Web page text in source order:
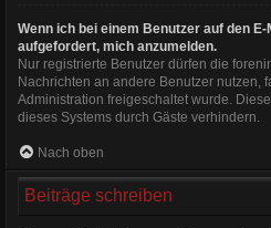
Wenn ich bei einem Benutzer auf den
aufgefordert, mich anzumelden.
Nur registrierte Benutzer dürfen die
Nachrichten an andere Benutzer nutzen,
Administration freigeschaltet wurde.
dieses Systems durch Gäste verhindern.
Nach oben
Beiträge schreiben